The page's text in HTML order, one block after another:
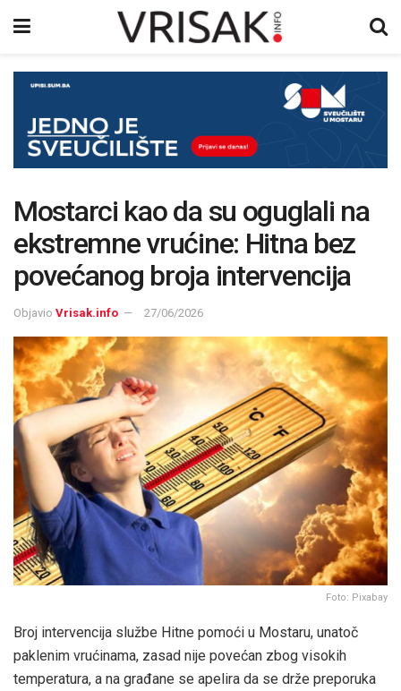
Mostarci kao da su oguglali na
ekstremne vrućine: Hitna bez
povećanog broja intervencija
Objavio Vrisak.info 27/06/2026
Foto: Pixabay
Broj intervencija službe Hitne pomoći u Mostaru, unatoč
paklenim vrućinama, zasad nije povećan zbog visokih
temperatura, a na građane se apelira da se drže preporuka